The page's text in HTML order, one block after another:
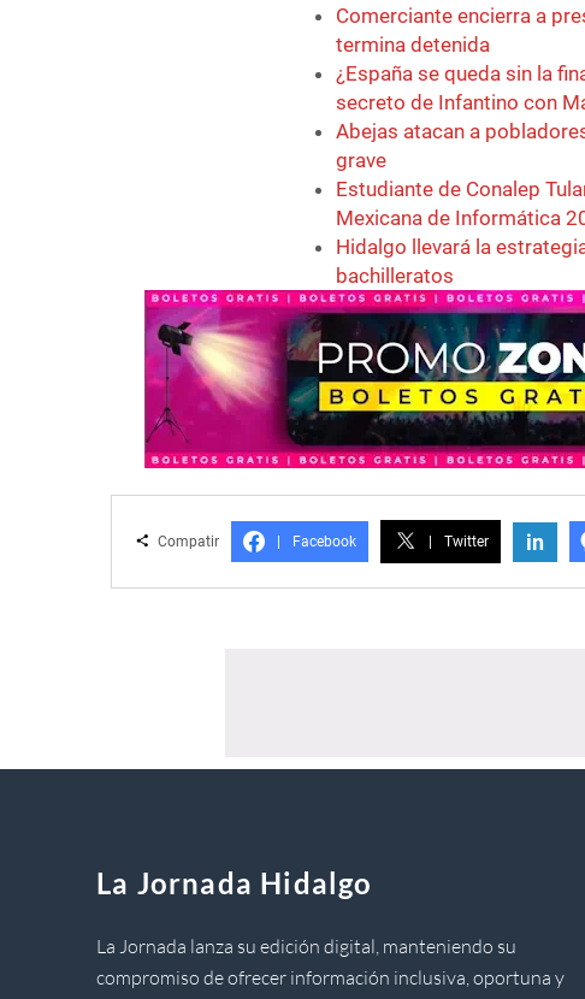
Comerciante encierra a
termina detenida
¿España se queda sin la
secreto de Infantino con
Abejas atacan a
grave
Estudiante de Conalep
Mexicana de Informática
Hidalgo llevará la
bachilleratos
Compatir Facebook Twitter in
La Jornada Hidalgo
La Jornada lanza su edición digital, manteniendo su
compromiso de ofrecer información inclusiva, oportuna y